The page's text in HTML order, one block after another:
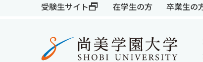
受験生サイト 在学生の方 卒業生の